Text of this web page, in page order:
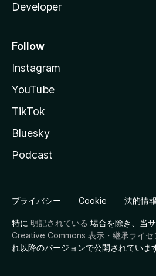
Developer
Follow
Instagram
YouTube
TikTok
Bluesky
Podcast
プライバシー Cookie 法的情報
特に 明記されている 場合を除き、当
Creative Commons 表示・継承ライセ
れ以降のバージョンで公開されていま